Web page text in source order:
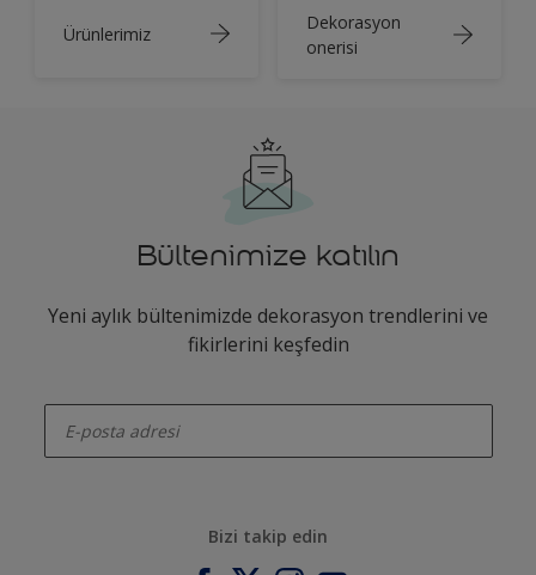
Ürünlerimiz
Dekorasyon
onerisi
Bültenimize katılın
Yeni aylık bültenimizde dekorasyon trendlerini ve
fikirlerini keşfedin
Bizi takip edin